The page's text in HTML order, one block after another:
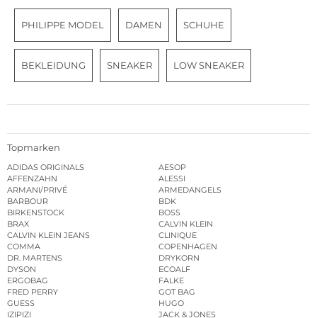
PHILIPPE MODEL DAMEN SCHUHE
BEKLEIDUNG SNEAKER LOW SNEAKER
Topmarken
ADIDAS ORIGINALS
AESOP
AFFENZAHN
ALESSI
ARMANI/PRIVÉ
ARMEDANGELS
BARBOUR
BDK
BIRKENSTOCK
BOSS
BRAX
CALVIN KLEIN
CALVIN KLEIN JEANS
CLINIQUE
COMMA
COPENHAGEN
DR. MARTENS
DRYKORN
DYSON
ECOALF
ERGOBAG
FALKE
FRED PERRY
GOT BAG
GUESS
HUGO
IZIPIZI
JACK & JONES